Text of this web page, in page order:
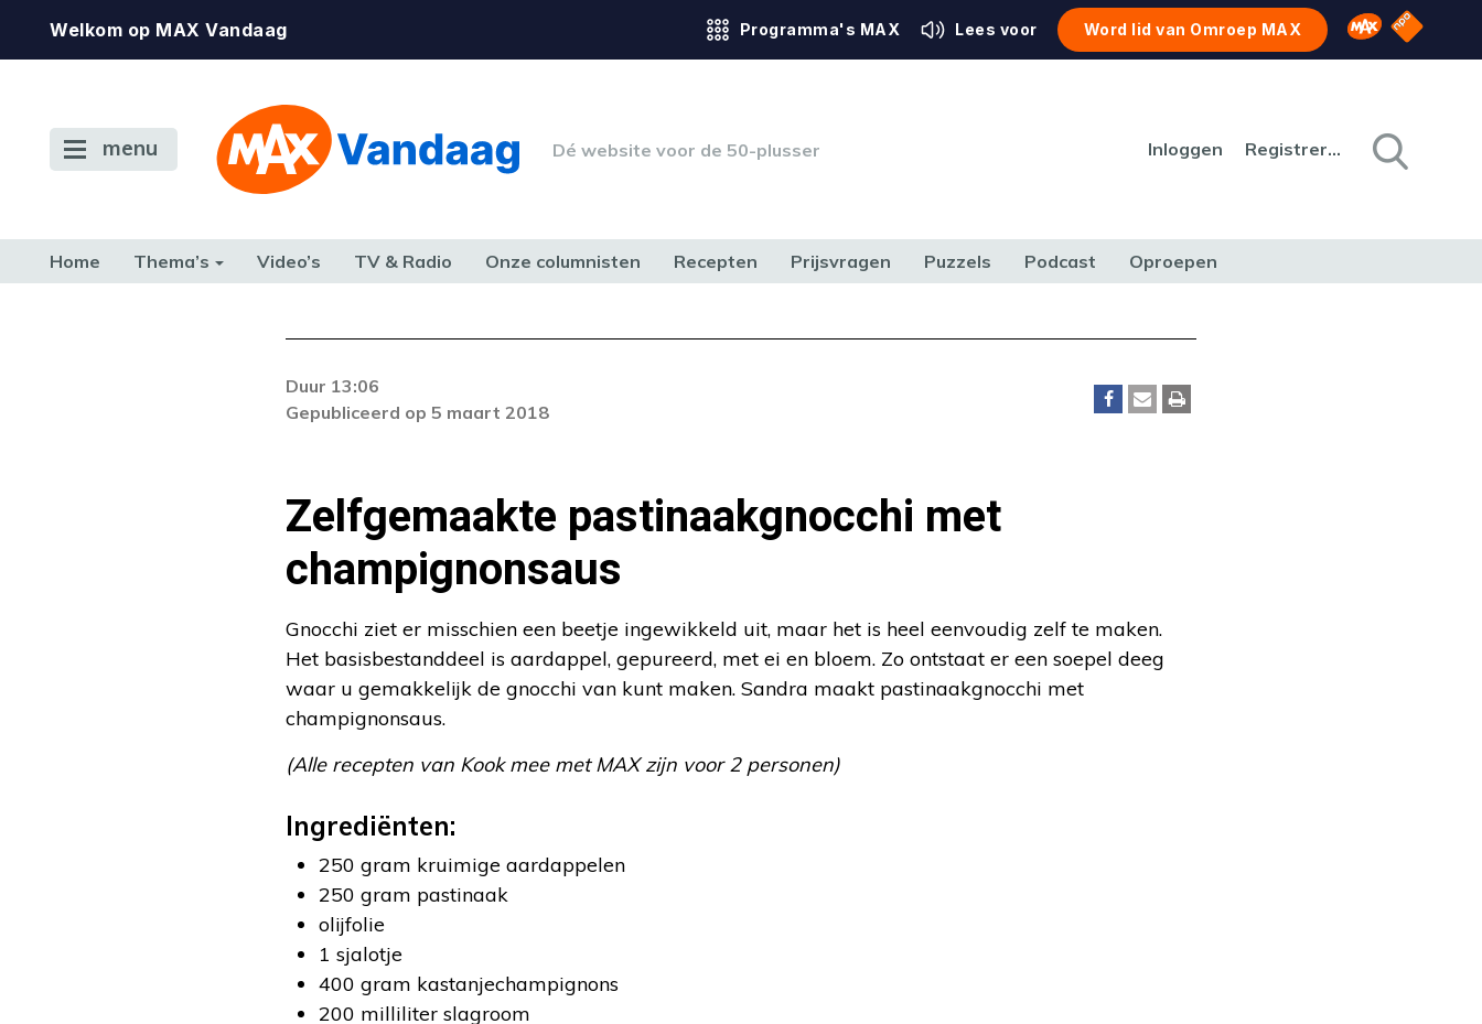
Welkom op MAX Vandaag Programma's MAX Lees voor Word lid van Omroep MAX Omroep MAX
NPO
menu Dé website voor de 50-plusser Inloggen Registreren
Home Thema’s Video’s TV & Radio Onze columnisten Recepten Prijsvragen Puzzels Podcast Oproepen
De gewenste stream is op dit moment niet
beschikbaar. Als het probleem zich blijft voordoen,
Duur 13:06
Gepubliceerd op 5 maart 2018
Zelfgemaakte pastinaakgnocchi met
champignonsaus
Gnocchi ziet er misschien een beetje ingewikkeld uit, maar het is heel eenvoudig zelf te maken.
Het basisbestanddeel is aardappel, gepureerd, met ei en bloem. Zo ontstaat er een soepel deeg
waar u gemakkelijk de gnocchi van kunt maken. Sandra maakt pastinaakgnocchi met
champignonsaus.
(Alle recepten van Kook mee met MAX zijn voor 2 personen)
Ingrediënten:
250 gram kruimige aardappelen
250 gram pastinaak
olijfolie
1 sjalotje
400 gram kastanjechampignons
200 milliliter slagroom